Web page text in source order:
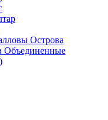
Острова
Объединенные